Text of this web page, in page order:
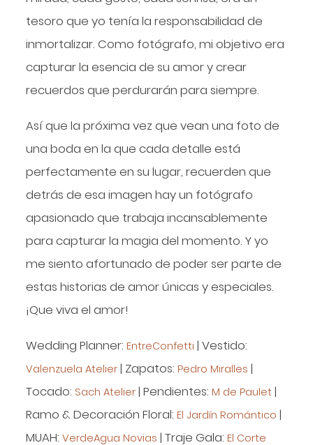
tesoro que yo tenía la responsabilidad de
inmortalizar. Como fotógrafo, mi objetivo era
capturar la esencia de su amor y crear
recuerdos que perdurarán para siempre.
Así que la próxima vez que vean una foto de
una boda en la que cada detalle está
perfectamente en su lugar, recuerden que
detrás de esa imagen hay un fotógrafo
apasionado que trabaja incansablemente
para capturar la magia del momento. Y yo
me siento afortunado de poder ser parte de
estas historias de amor únicas y especiales.
¡Que viva el amor!
Wedding Planner: EntreConfetti | Vestido:
Valenzuela Atelier | Zapatos: Pedro Miralles |
Tocado: Sach Atelier | Pendientes: M de Paulet |
Ramo & Decoración Floral: El Jardín Romántico |
MUAH:VerdeAgua Novias | Traje Gala: El Corte